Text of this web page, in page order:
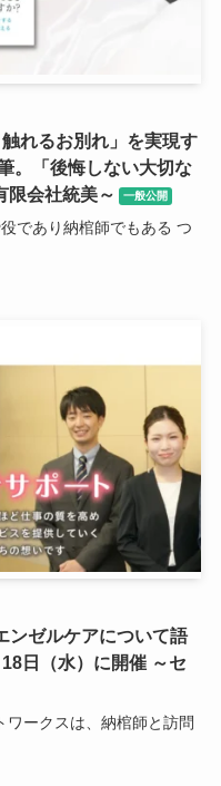
れるお別れ」を実現す
。「後悔しない大切な
限会社統美～
一般公開
であり納棺師でもある つ
ンゼルケアについて語
日（水）に開催 ～セ
ークスは、納棺師と訪問